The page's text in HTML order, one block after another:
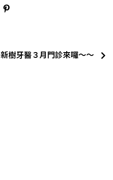
新樹牙醫３月門診來囉～～